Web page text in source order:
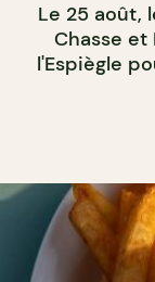
Le 25 août,
Chasse et
l'Espiègle